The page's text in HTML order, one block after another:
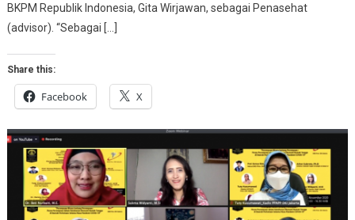
BKPM Republik Indonesia, Gita Wirjawan, sebagai Penasehat
(advisor). “Sebagai […]
Share this:
Facebook X